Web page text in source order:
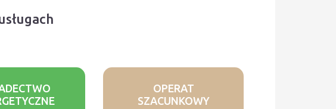
OPERAT
SZACUNKOWY